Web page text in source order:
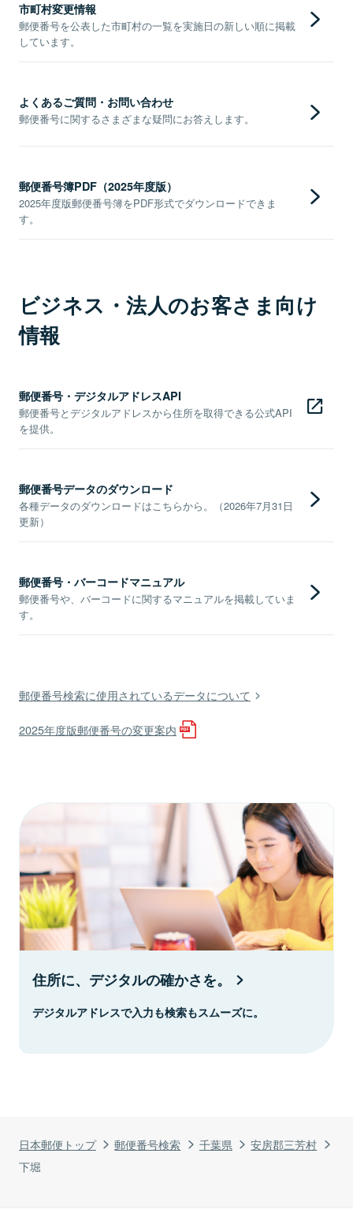
日本郵便トップ 郵便番号検索 千葉県
安房郡三芳村
下堀
市町村変更情報
郵便番号を公表した市町村の一覧を実施日の新しい順に掲載
しています。
よくあるご質問・お問い合わせ
郵便番号に関するさまざまな疑問にお答えします。
郵便番号簿PDF（2025年度版）
2025年度版郵便番号簿をPDF形式でダウンロードできま
す。
ビジネス・法人のお客さま向け
情報
郵便番号・デジタルアドレスAPI
郵便番号とデジタルアドレスから住所を取得できる公式API
を提供。
郵便番号データのダウンロード
各種データのダウンロードはこちらから。（2026年7月31日
更新）
郵便番号・バーコードマニュアル
郵便番号や、バーコードに関するマニュアルを掲載していま
す。
郵便番号検索に使用されているデータについて
2025年度版郵便番号の変更案内
住所に、デジタルの確かさを。
デジタルアドレスで入力も検索もスムーズに。